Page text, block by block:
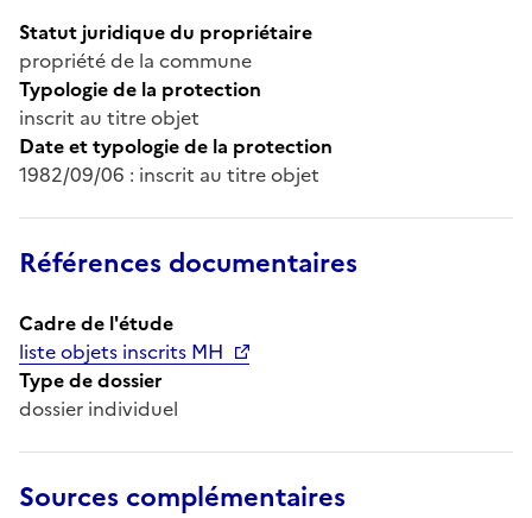
Statut juridique du propriétaire
propriété de la commune
Typologie de la protection
inscrit au titre objet
Date et typologie de la protection
1982/09/06 : inscrit au titre objet
Références documentaires
Cadre de l'étude
liste objets inscrits MH
Type de dossier
dossier individuel
Sources complémentaires